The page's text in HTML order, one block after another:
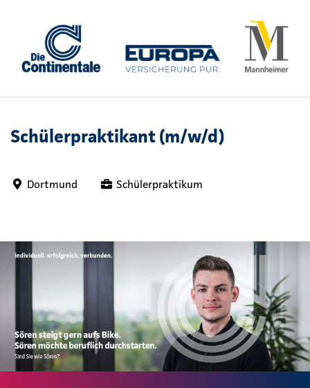
Schülerpraktikant (m/w/d)
Dortmund Schülerpraktikum